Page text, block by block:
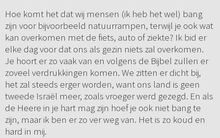
Hoe komt het dat wij mensen (ik heb het wel) bang
zijn voor bijvoorbeeld natuurrampen, terwijl je ook wat
kan overkomen met de fiets, auto of ziekte? Ik bid er
elke dag voor dat ons als gezin niets zal overkomen.
Je hoort er zo vaak van en volgens de Bijbel zullen er
zoveel verdrukkingen komen. We zitten er dicht bij,
het zal steeds erger worden, want ons land is geen
tweede Israël meer, zoals vroeger werd gezegd. En als
de Heere in je hart mag zijn hoef je ook niet bang te
zijn, maar ik ben er zo ver weg van. Het is zo koud en
hard in mij.